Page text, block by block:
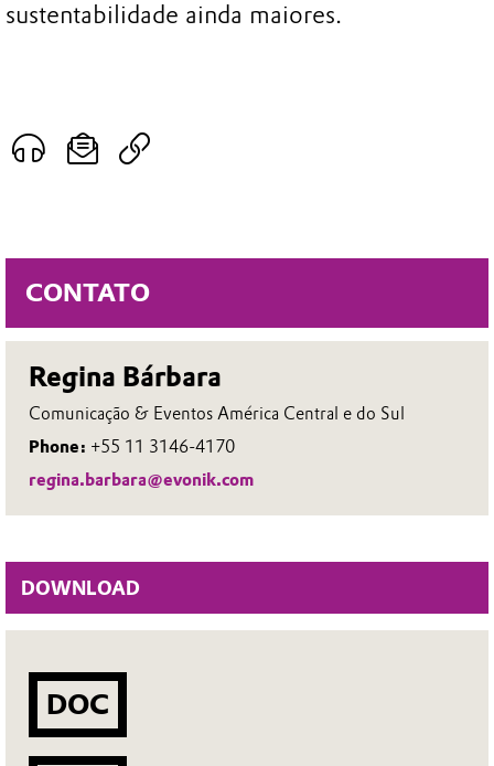
CONTATO
Regina Bárbara
Comunicação & Eventos América Central e do Sul
Phone: +55 11 3146-4170
regina.barbara@evonik.com
DOWNLOAD
DOC
sustentabilidade ainda maiores.